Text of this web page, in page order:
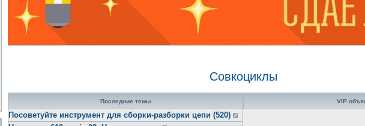
Совкоциклы
Последние темы
Посоветуйте инструмент для сборки-разборки цепи (520)
VIP